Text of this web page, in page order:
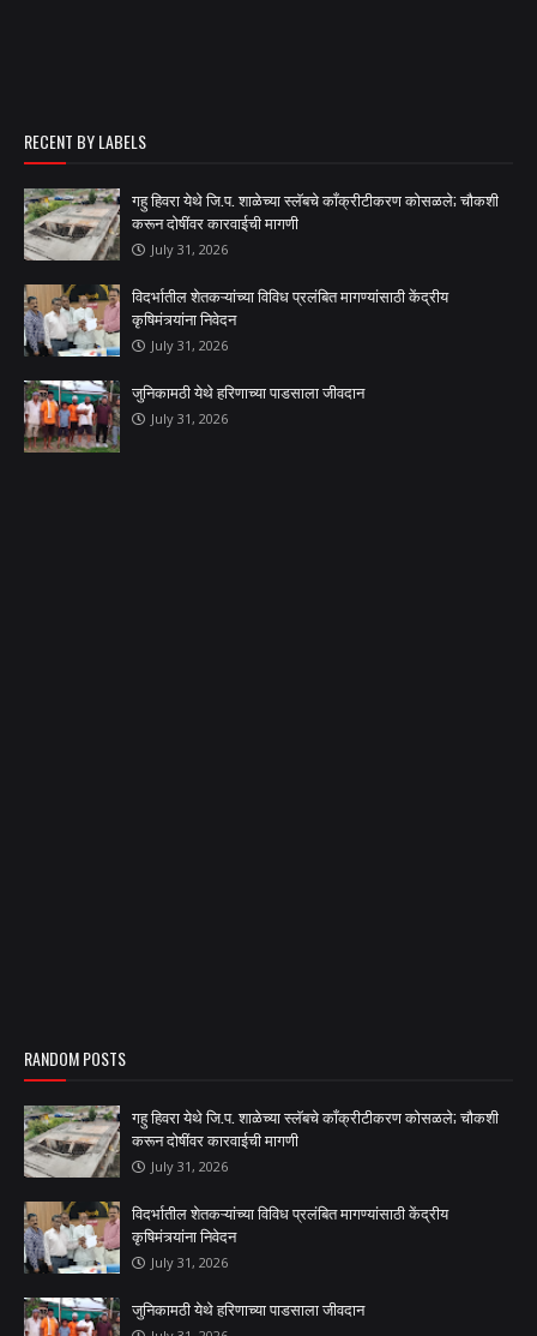
RECENT BY LABELS
गहु हिवरा येथे जि.प. शाळेच्या स्लॅबचे काँक्रीटीकरण कोसळले; चौकशी
करून दोषींवर कारवाईची मागणी
July 31, 2026
विदर्भातील शेतकऱ्यांच्या विविध प्रलंबित मागण्यांसाठी केंद्रीय
कृषिमंत्र्यांना निवेदन
July 31, 2026
जुनिकामठी येथे हरिणाच्या पाडसाला जीवदान
July 31, 2026
RANDOM POSTS
गहु हिवरा येथे जि.प. शाळेच्या स्लॅबचे काँक्रीटीकरण कोसळले; चौकशी
करून दोषींवर कारवाईची मागणी
July 31, 2026
विदर्भातील शेतकऱ्यांच्या विविध प्रलंबित मागण्यांसाठी केंद्रीय
कृषिमंत्र्यांना निवेदन
July 31, 2026
जुनिकामठी येथे हरिणाच्या पाडसाला जीवदान